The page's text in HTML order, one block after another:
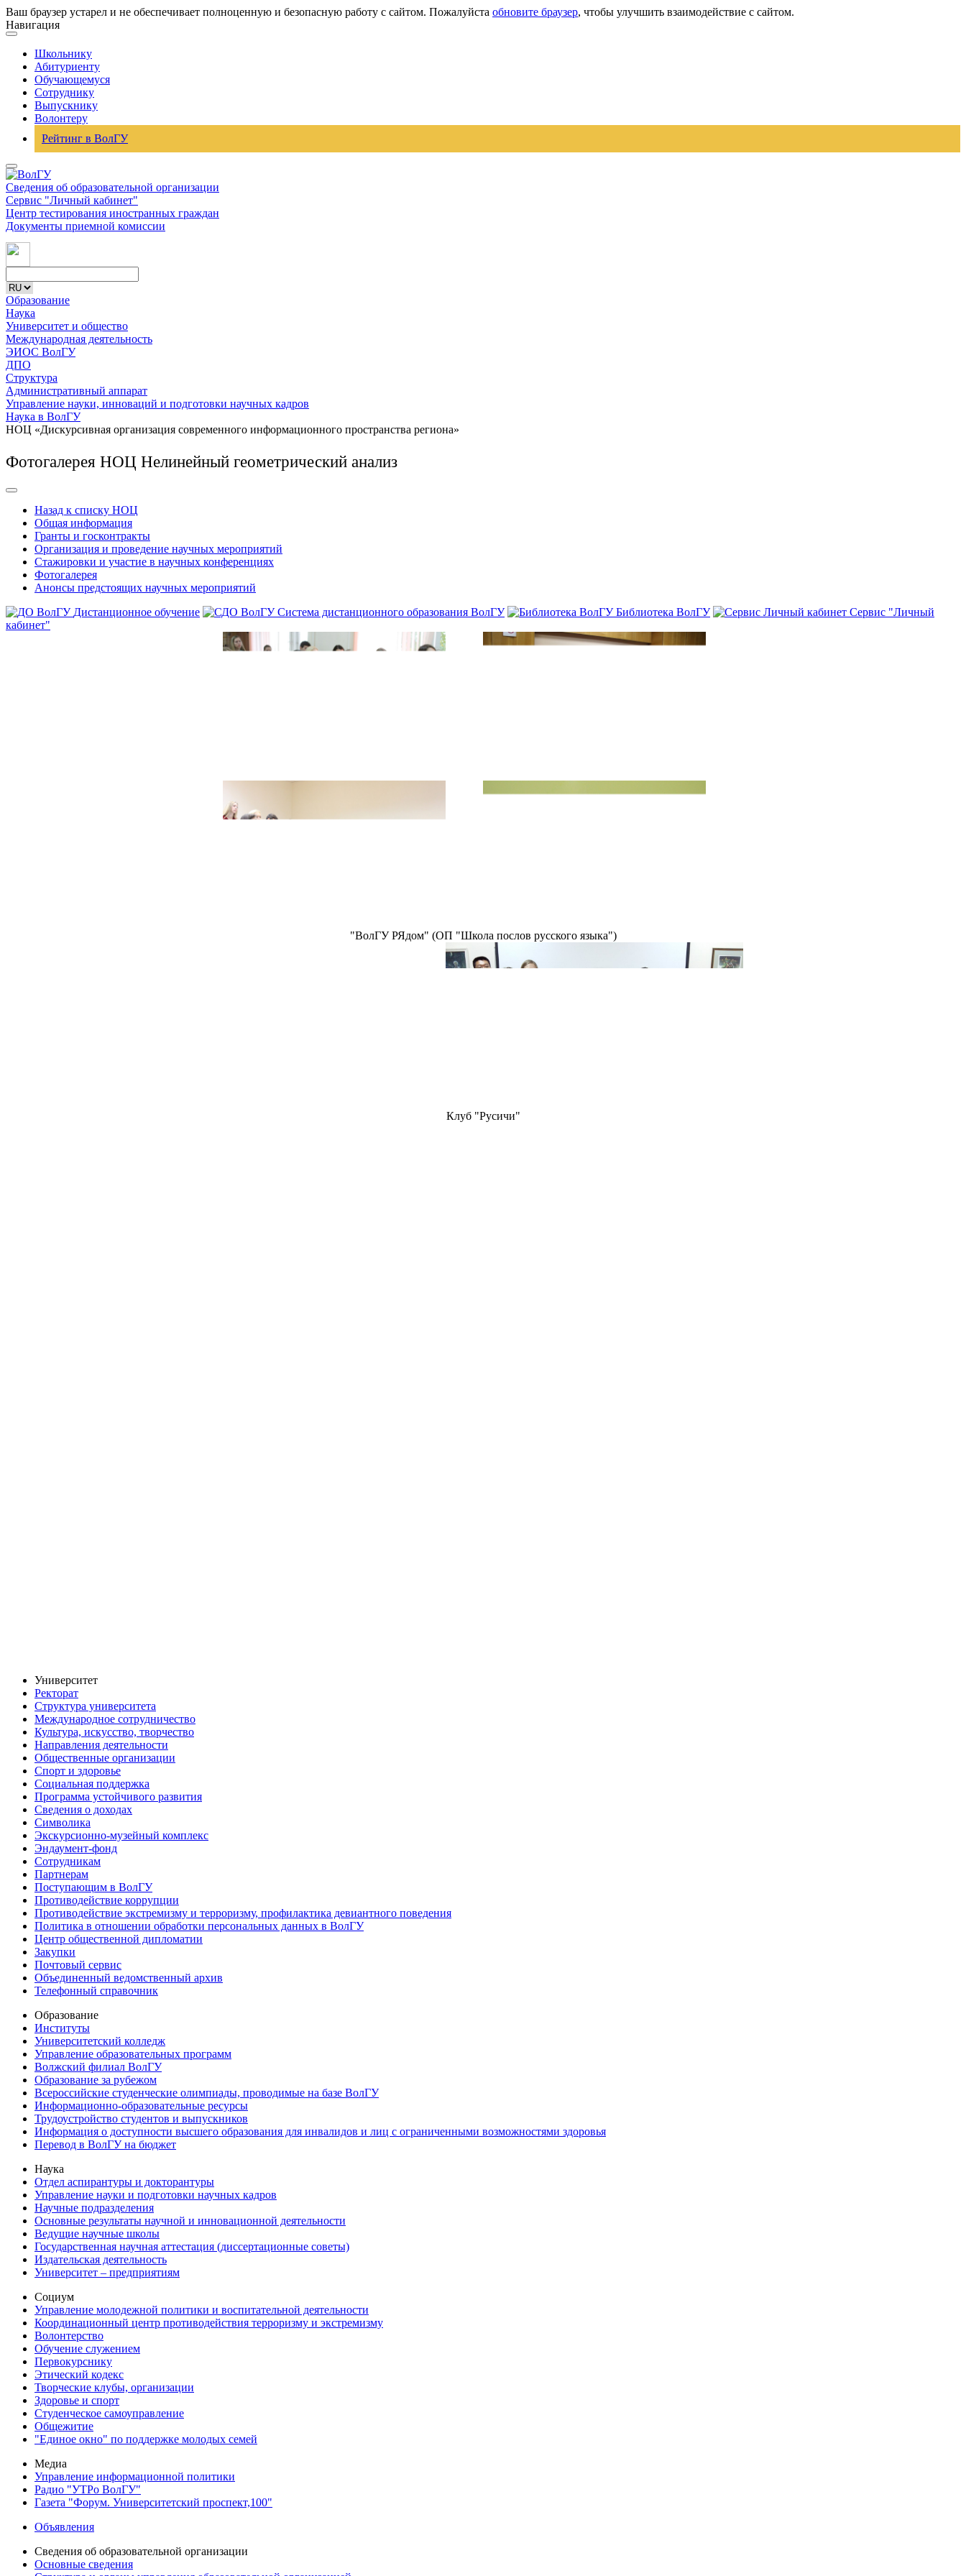
Ваш браузер устарел и не обеспечивает полноценную и безопасную работу с сайтом. Пожалуйста обновите браузер, чтобы улучшить взаимодействие с сайтом.
Навигация
Школьнику
Абитуриенту
Обучающемуся
Сотруднику
Выпускнику
Волонтеру
Рейтинг в ВолГУ
Сведения об образовательной организации
Сервис "Личный кабинет"
Центр тестирования иностранных граждан
Документы приемной комиссии
Образование
Наука
Университет и общество
Международная деятельность
ЭИОС ВолГУ
ДПО
Структура
Административный аппарат
Управление науки, инноваций и подготовки научных кадров
Наука в ВолГУ
НОЦ «Дискурсивная организация современного информационного пространства региона»
Фотогалерея НОЦ Нелинейный геометрический анализ
Назад к списку НОЦ
Общая информация
Гранты и госконтракты
Организация и проведение научных мероприятий
Стажировки и участие в научных конференциях
Фотогалерея
Анонсы предстоящих научных мероприятий
Дистанционное обучение
Система дистанционного образования ВолГУ Библиотека ВолГУ
Сервис "Личный
кабинет"
"ВолГУ РЯдом" (ОП "Школа послов русского языка")
Клуб "Русичи"
Университет
Ректорат
Структура университета
Международное сотрудничество
Культура, искусство, творчество
Направления деятельности
Общественные организации
Спорт и здоровье
Социальная поддержка
Программа устойчивого развития
Сведения о доходах
Символика
Экскурсионно-музейный комплекс
Эндаумент-фонд
Сотрудникам
Партнерам
Поступающим в ВолГУ
Противодействие коррупции
Противодействие экстремизму и терроризму, профилактика девиантного поведения
Политика в отношении обработки персональных данных в ВолГУ
Центр общественной дипломатии
Закупки
Почтовый сервис
Объединенный ведомственный архив
Телефонный справочник
Образование
Институты
Университетский колледж
Управление образовательных программ
Волжский филиал ВолГУ
Образование за рубежом
Всероссийские студенческие олимпиады, проводимые на базе ВолГУ
Информационно-образовательные ресурсы
Трудоустройство студентов и выпускников
Информация о доступности высшего образования для инвалидов и лиц с ограниченными возможностями здоровья
Перевод в ВолГУ на бюджет
Наука
Отдел аспирантуры и докторантуры
Управление науки и подготовки научных кадров
Научные подразделения
Основные результаты научной и инновационной деятельности
Ведущие научные школы
Государственная научная аттестация (диссертационные советы)
Издательская деятельность
Университет – предприятиям
Социум
Управление молодежной политики и воспитательной деятельности
Координационный центр противодействия терроризму и экстремизму
Волонтерство
Обучение служением
Первокурснику
Этический кодекс
Творческие клубы, организации
Здоровье и спорт
Студенческое самоуправление
Общежитие
"Единое окно" по поддержке молодых семей
Медиа
Управление информационной политики
Радио "УТРо ВолГУ"
Газета "Форум. Университетский проспект,100"
Объявления
Сведения об образовательной организации
Основные сведения